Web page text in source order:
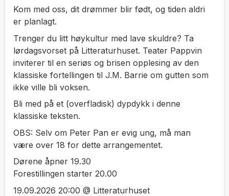
Kom med oss, dit drømmer blir født, og tiden aldri
er planlagt.
Trenger du litt høykultur med lave skuldre? Ta
lørdagsvorset på Litteraturhuset. Teater Pappvin
inviterer til en seriøs og brisen opplesing av den
klassiske fortellingen til J.M. Barrie om gutten som
ikke ville bli voksen.
Bli med på et (overfladisk) dypdykk i denne
klassiske teksten.
OBS: Selv om Peter Pan er evig ung, må man
være over 18 for dette arrangementet.
Dørene åpner 19.30
Forestillingen starter 20.00
19.09.2026 20:00 @ Litteraturhuset